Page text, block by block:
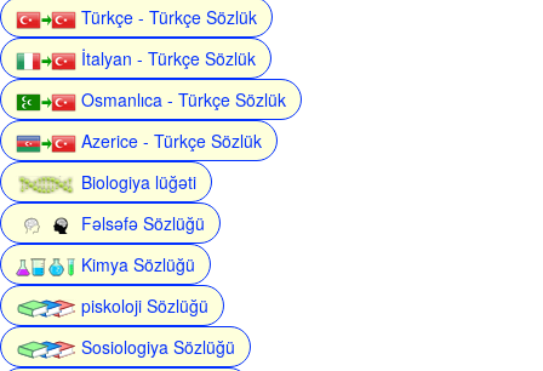
Türkçe - Türkçe Sözlük
İtalyan - Türkçe Sözlük
Osmanlıca - Türkçe Sözlük
Azerice - Türkçe Sözlük
Biologiya lüğəti
Fəlsəfə Sözlüğü
Kimya Sözlüğü
piskoloji Sözlüğü
Sosiologiya Sözlüğü